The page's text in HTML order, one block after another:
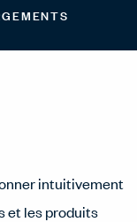
intuitivement
et les produits